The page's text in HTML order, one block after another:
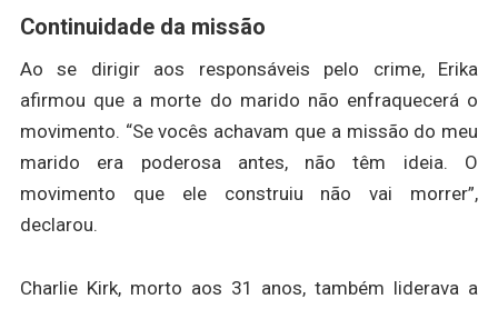
Continuidade da missão
Ao se dirigir aos responsáveis pelo crime, Erika
afirmou que a morte do marido não enfraquecerá o
movimento. “Se vocês achavam que a missão do meu
marido era poderosa antes, não têm ideia. O
movimento que ele construiu não vai morrer”,
declarou.
Charlie Kirk, morto aos 31 anos, também liderava a